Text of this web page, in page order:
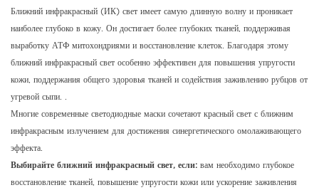
Ближний инфракрасный (ИК) свет имеет самую длинную волну и проникает
наиболее глубоко в кожу. Он достигает более глубоких тканей, поддерживая
выработку АТФ митохондриями и восстановление клеток. Благодаря этому
ближний инфракрасный свет особенно эффективен для повышения упругости
кожи, поддержания общего здоровья тканей и содействия заживлению рубцов от
угревой сыпи. .
Многие современные светодиодные маски сочетают красный свет с ближним
инфракрасным излучением для достижения синергетического омолаживающего
эффекта.
Выбирайте ближний инфракрасный свет, если: вам необходимо глубокое
восстановление тканей, повышение упругости кожи или ускорение заживления